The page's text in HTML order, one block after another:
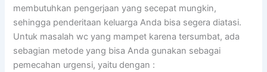
membutuhkan pengerjaan yang secepat mungkin,
sehingga penderitaan keluarga Anda bisa segera diatasi.
Untuk masalah wc yang mampet karena tersumbat, ada
sebagian metode yang bisa Anda gunakan sebagai
pemecahan urgensi, yaitu dengan :